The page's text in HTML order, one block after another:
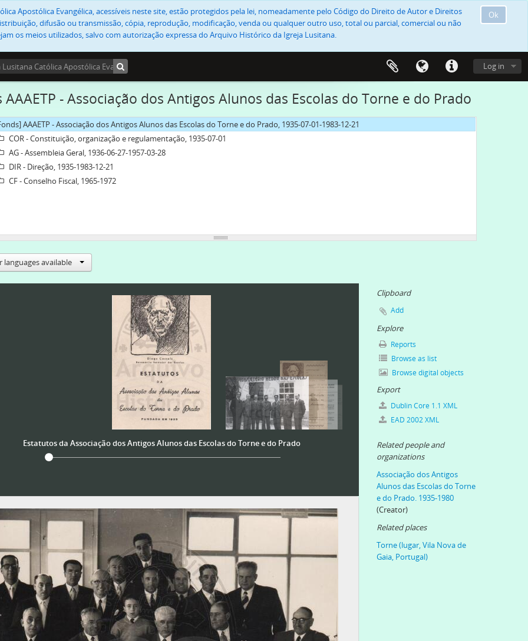
Ok
Apostólica Evangélica, acessíveis neste site, estão protegidos pela lei, nomeadamente pelo Código do Direito de Autor e Direitos
difusão ou transmissão, cópia, reprodução, modificação, venda ou qualquer outro uso, total ou parcial, comercial ou não
os meios utilizados, salvo com autorização expressa do Arquivo Histórico da Igreja Lusitana.
Log in
AAAETP - Associação dos Antigos Alunos das Escolas do Torne e do Prado
AAAETP - Associação dos Antigos Alunos das Escolas do Torne e do Prado, 1935-07-01-1983-12-21
COR - Constituição, organização e regulamentação, 1935-07-01
AG - Assembleia Geral, 1936-06-27-1957-03-28
DIR - Direção, 1935-1983-12-21
CF - Conselho Fiscal, 1965-1972
languages available
Estatutos da Associação dos Antigos Alunos das Escolas do Torne e do Prado
Clipboard
Add
Explore
Reports
Browse as list
Browse digital objects
Export
Dublin Core 1.1 XML
EAD 2002 XML
Related people and
organizations
Associação dos Antigos
Alunos das Escolas do Torne
e do Prado. 1935-1980
(Creator)
Related places
Torne (lugar, Vila Nova de
Gaia, Portugal)